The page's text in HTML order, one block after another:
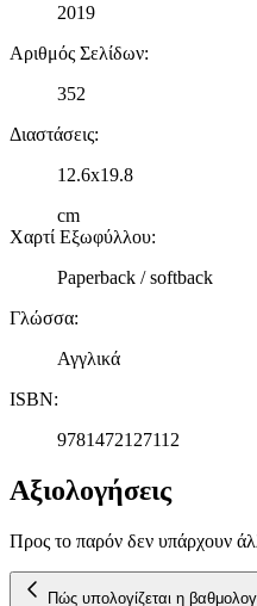
2019
Αριθμός Σελίδων:
352
Διαστάσεις:
12.6x19.8
cm
Χαρτί Εξωφύλλου:
Paperback / softback
Γλώσσα:
Αγγλικά
ISBN:
9781472127112
Αξιολογήσεις
Προς το παρόν δεν υπάρχουν
Πώς υπολογίζεται η